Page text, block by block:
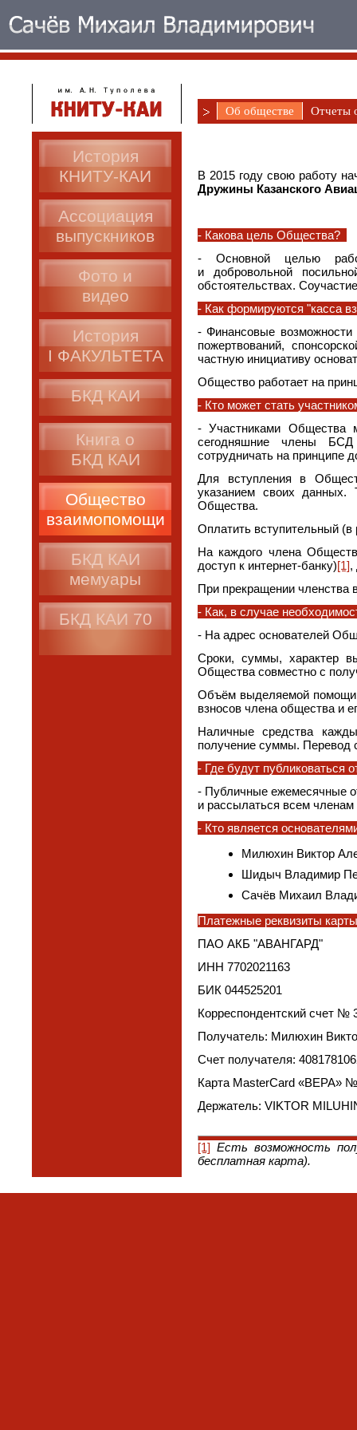
Об обществе Отчеты
История
КНИТУ-КАИ
Ассоциация
выпускников
Фото и
видео
История
I ФАКУЛЬТЕТА
БКД КАИ
Книга о
БКД КАИ
Общество
взаимопомощи
БКД КАИ
мемуары
БКД КАИ 70
В 2015 году свою работу
Дружины Казанского
- Какова цель Общества?
- Основной целью
и добровольной
обстоятельствах.
- Как формируются "касса
- Финансовые
пожертвований,
частную инициативу
Общество работает на
- Кто может стать
- Участниками
сегодняшние члены БСД
сотрудничать на принципе
Для вступления в
указанием своих данных.
Общества.
Оплатить вступительный
На каждого члена
доступ к интернет-банку)[1],
При прекращении членства
- Как, в случае
- На адрес основателей
Сроки, суммы, характер
Общества совместно с
Объём выделяемой помощи
взносов члена общества и
Наличные средства
получение суммы. Перевод
- Где будут публиковаться
- Публичные ежемесячные
и рассылаться всем
- Кто является
Милюхин Виктор
Шидыч Владимир
Сачёв Михаил
Платежные реквизиты
ПАО АКБ "АВАНГАРД"
ИНН 7702021163
БИК 044525201
Корреспондентский счет №
Получатель: Милюхин
Счет получателя:
Карта MasterCard «ВЕРА» №
Держатель: VIKTOR
[1] Есть возможность
бесплатная карта).